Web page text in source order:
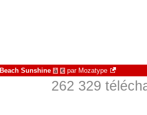
Beach Sunshine à € par Mozatype
262 329